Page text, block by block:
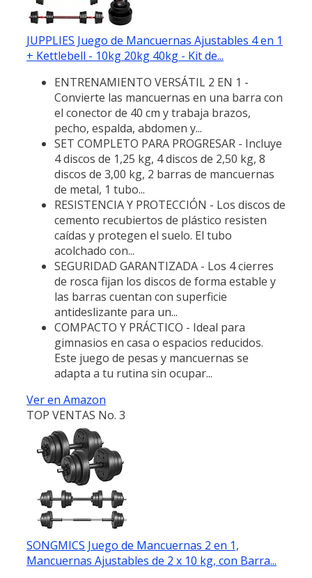
JUPPLIES Juego de Mancuernas Ajustables 4 en 1
+ Kettlebell - 10kg 20kg 40kg - Kit de...
ENTRENAMIENTO VERSÁTIL 2 EN 1 -
Convierte las mancuernas en una barra con
el conector de 40 cm y trabaja brazos,
pecho, espalda, abdomen y...
SET COMPLETO PARA PROGRESAR - Incluye
4 discos de 1,25 kg, 4 discos de 2,50 kg, 8
discos de 3,00 kg, 2 barras de mancuernas
de metal, 1 tubo...
RESISTENCIA Y PROTECCIÓN - Los discos de
cemento recubiertos de plástico resisten
caídas y protegen el suelo. El tubo
acolchado con...
SEGURIDAD GARANTIZADA - Los 4 cierres
de rosca fijan los discos de forma estable y
las barras cuentan con superficie
antideslizante para un...
COMPACTO Y PRÁCTICO - Ideal para
gimnasios en casa o espacios reducidos.
Este juego de pesas y mancuernas se
adapta a tu rutina sin ocupar...
Ver en Amazon
TOP VENTAS No. 3
SONGMICS Juego de Mancuernas 2 en 1,
Mancuernas Ajustables de 2 x 10 kg, con Barra...